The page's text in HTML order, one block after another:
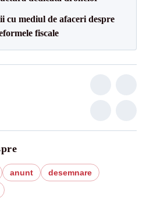
cu mediul de afaceri despre
fiscale
anunt
desemnare